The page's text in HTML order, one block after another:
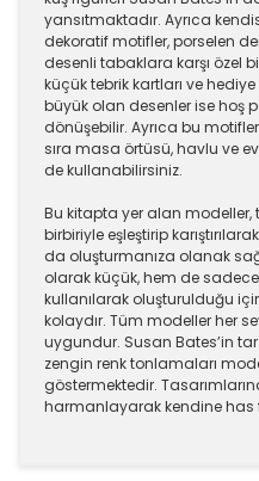
yansıtmaktadır. Ayrıca
dekoratif motifler, porselen
desenli tabaklara karşı özel
küçük tebrik kartları ve
büyük olan desenler ise hoş
dönüşebilir. Ayrıca bu
sıra masa örtüsü, havlu ve
de kullanabilirsiniz.
Bu kitapta yer alan modeller,
birbiriyle eşleştirip
da oluşturmanıza olanak
olarak küçük, hem de
kullanılarak oluşturulduğu
kolaydır. Tüm modeller her
uygundur. Susan Bates’in
zengin renk tonlamaları
göstermektedir.
harmanlayarak kendine has